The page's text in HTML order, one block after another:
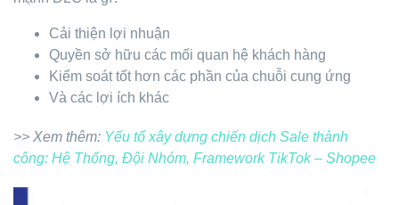
Cải thiện lợi nhuận
Quyền sở hữu các mối quan hệ khách hàng
Kiểm soát tốt hơn các phần của chuỗi cung ứng
Và các lợi ích khác
>> Xem thêm: Yếu tố xây dựng chiến dịch Sale thành
công: Hệ Thống, Đội Nhóm, Framework TikTok – Shopee